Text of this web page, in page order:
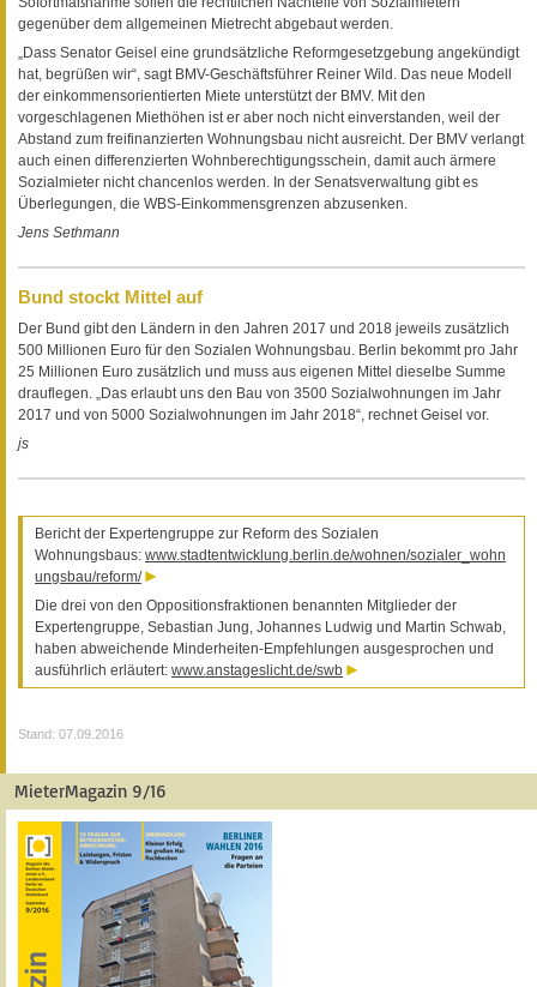
gegenüber dem allgemeinen Mietrecht abgebaut werden.
„Dass Senator Geisel eine grundsätzliche Reformgesetzgebung angekündigt
hat, begrüßen wir“, sagt BMV-Geschäftsführer Reiner Wild. Das neue Modell
der einkommensorientierten Miete unterstützt der BMV. Mit den
vorgeschlagenen Miethöhen ist er aber noch nicht einverstanden, weil der
Abstand zum freifinanzierten Wohnungsbau nicht ausreicht. Der BMV verlangt
auch einen differenzierten Wohnberechtigungsschein, damit auch ärmere
Sozialmieter nicht chancenlos werden. In der Senatsverwaltung gibt es
Überlegungen, die WBS-Einkommensgrenzen abzusenken.
Jens Sethmann
Bund stockt Mittel auf
Der Bund gibt den Ländern in den Jahren 2017 und 2018 jeweils zusätzlich
500 Millionen Euro für den Sozialen Wohnungsbau. Berlin bekommt pro Jahr
25 Millionen Euro zusätzlich und muss aus eigenen Mittel dieselbe Summe
drauflegen. „Das erlaubt uns den Bau von 3500 Sozialwohnungen im Jahr
2017 und von 5000 Sozialwohnungen im Jahr 2018“, rechnet Geisel vor.
js
Bericht der Expertengruppe zur Reform des Sozialen
Wohnungsbaus: www.stadtentwicklung.berlin.de/wohnen/sozialer_wohn
ungsbau/reform/
Die drei von den Oppositionsfraktionen benannten Mitglieder der
Expertengruppe, Sebastian Jung, Johannes Ludwig und Martin Schwab,
haben abweichende Minderheiten-Empfehlungen ausgesprochen und
ausführlich erläutert: www.anstageslicht.de/swb
Stand: 07.09.2016
MieterMagazin 9/16